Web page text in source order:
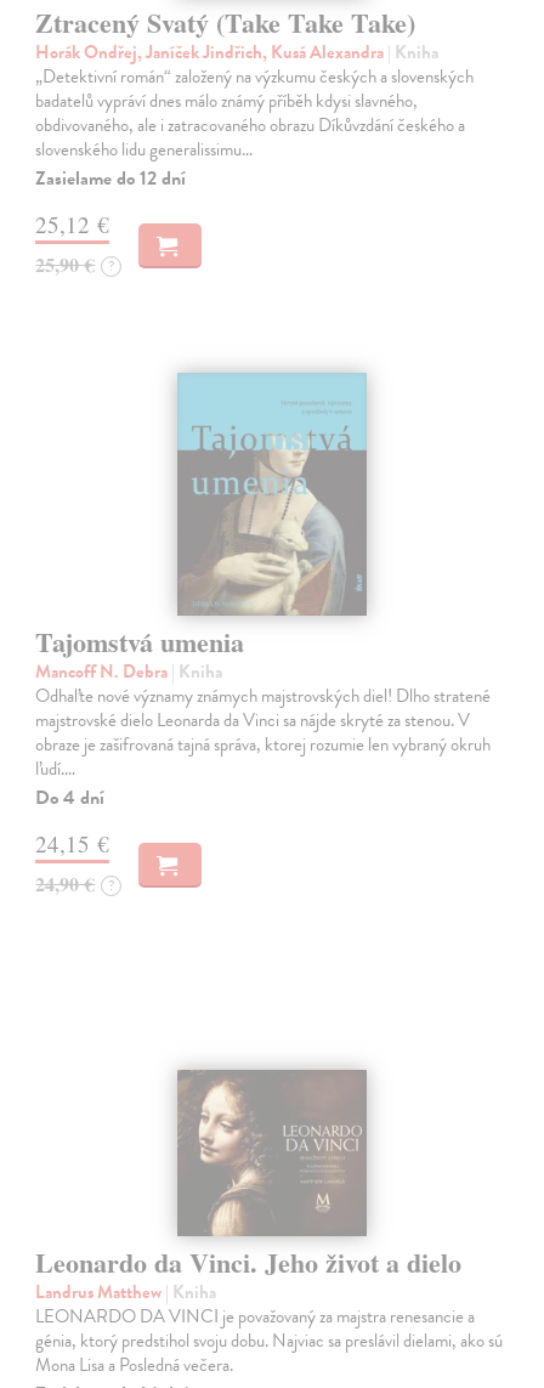
Ztracený Svatý (Take Take Take)
Horák Ondřej, Janíček Jindřich, Kusá Alexandra| Kniha
„Detektivní román“ založený na výzkumu českých a slovenských
badatelů vypráví dnes málo známý příběh kdysi slavného,
obdivovaného, ale i zatracovaného obrazu Díkůvzdání českého a
slovenského lidu generalissimu…
Zasielame do 12 dní
25,12 €
25,90 € ?
Tajomstvá umenia
Mancoff N. Debra| Kniha
Odhaľte nové významy známych majstrovských diel! Dlho stratené
majstrovské dielo Leonarda da Vinci sa nájde skryté za stenou. V
obraze je zašifrovaná tajná správa, ktorej rozumie len vybraný okruh
ľudí.…
Do 4 dní
24,15 €
24,90 € ?
Leonardo da Vinci. Jeho život a dielo
Landrus Matthew| Kniha
LEONARDO DA VINCI je považovaný za majstra renesancie a
génia, ktorý predstihol svoju dobu. Najviac sa preslávil dielami, ako sú
Mona Lisa a Posledná večera.